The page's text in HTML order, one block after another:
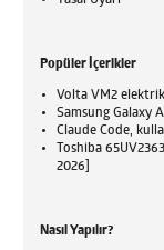
Popüler İçerikler
Volta VM2
Samsung Galaxy
Claude Code,
Toshiba
2026]
Nasıl Yapılır?